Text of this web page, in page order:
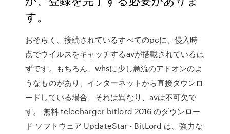
す。
おそらく、接続されているすべてのpcに、侵入時
点でウイルスをキャッチするavが搭載されているは
ずです。もちろん、whsに少し急流のアドオンのよ
うなものがあり、インターネットから直接ダウンロ
ードしている場合、それは異なり、avは不可欠で
す。 無料 telecharger bitlord 2016 のダウンロー
ド ソフトウェア UpdateStar - BitLord は、強力な